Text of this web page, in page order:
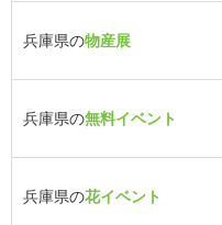
兵庫県の物産展
兵庫県の無料イベント
兵庫県の花イベント